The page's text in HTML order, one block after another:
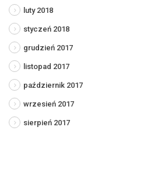
luty 2018
styczeń 2018
grudzień 2017
listopad 2017
październik 2017
wrzesień 2017
sierpień 2017